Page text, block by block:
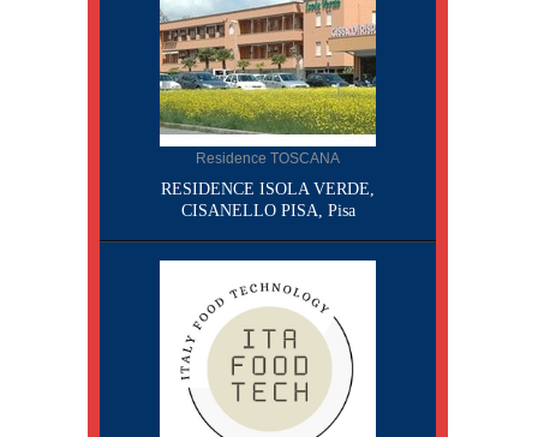
Residence TOSCANA
RESIDENCE ISOLA VERDE,
CISANELLO PISA, Pisa